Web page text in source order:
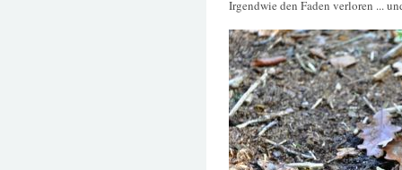
Irgendwie den Faden verloren ...